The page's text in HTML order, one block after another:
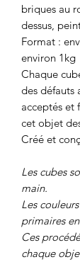
briques au
dessus,
Format :
environ 1kg
Chaque
des défauts
acceptés et
cet objet
Créé et
Les cubes
main.
Les
primaires
Ces
chaque